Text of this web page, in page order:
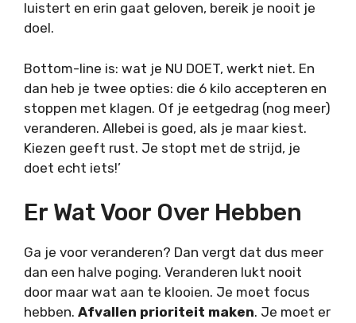
luistert en erin gaat geloven, bereik je nooit je
doel.
Bottom-line is: wat je NU DOET, werkt niet. En
dan heb je twee opties: die 6 kilo accepteren en
stoppen met klagen. Of je eetgedrag (nog meer)
veranderen. Allebei is goed, als je maar kiest.
Kiezen geeft rust. Je stopt met de strijd, je
doet echt iets!’
Er Wat Voor Over Hebben
Ga je voor veranderen? Dan vergt dat dus meer
dan een halve poging. Veranderen lukt nooit
door maar wat aan te klooien. Je moet focus
hebben. Afvallen prioriteit maken. Je moet er